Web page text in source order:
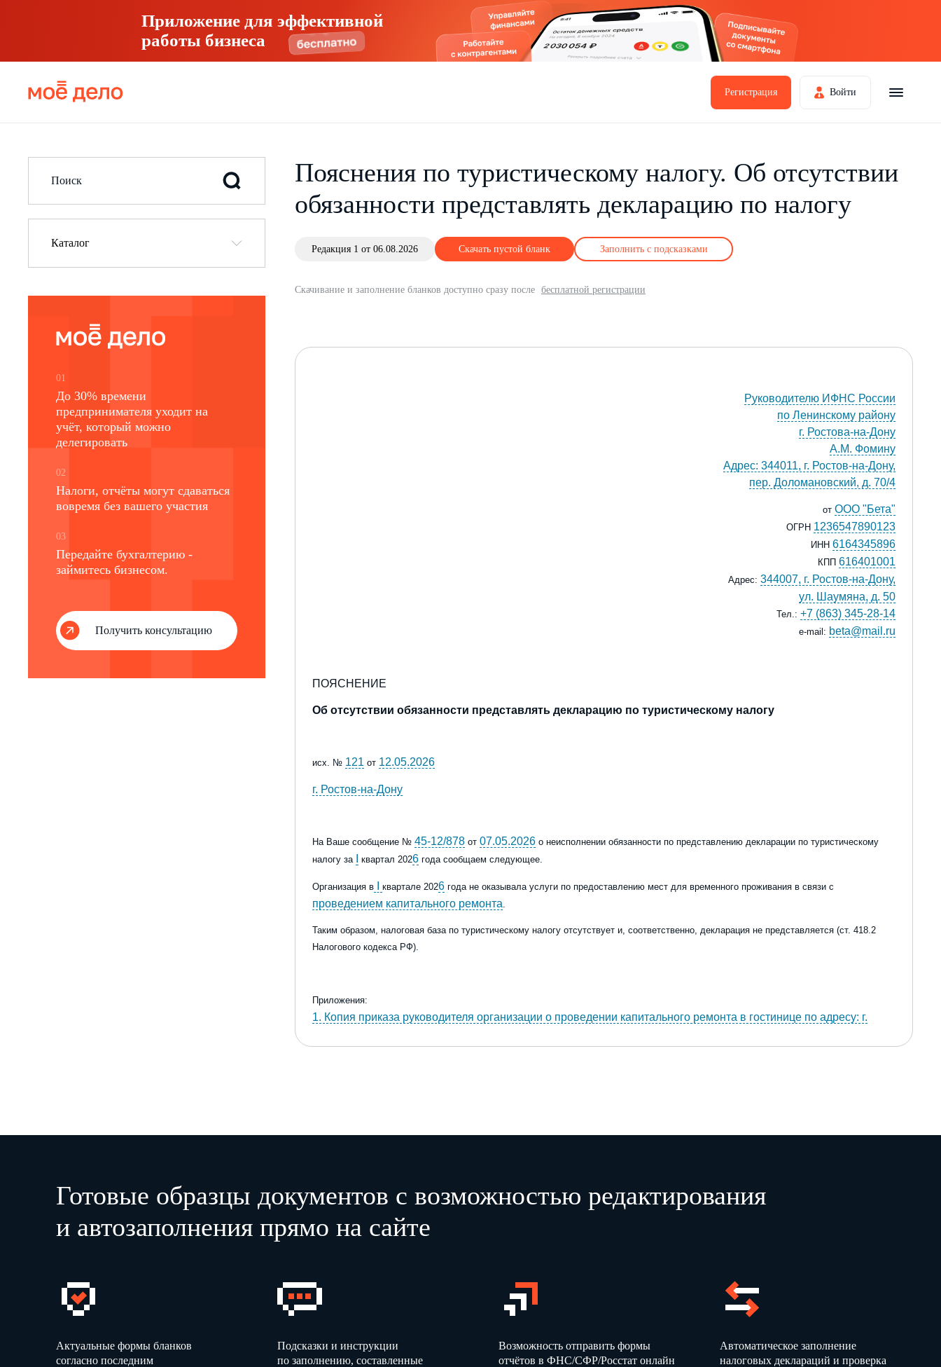
Приложение для эффективной
работы бизнеса
Регистрация Войти
Каталог
01
До 30% времени
предпринимателя уходит на
учёт, который можно
делегировать
02
Налоги, отчёты могут сдаваться
вовремя без вашего участия
03
Передайте бухгалтерию -
займитесь бизнесом.
Получить консультацию
Пояснения по туристическому налогу. Об отсутствии
обязанности представлять декларацию по налогу
Редакция 1 от 06.08.2026 Скачать пустой бланк Заполнить с подсказками
Скачивание и заполнение бланков доступно сразу после бесплатной регистрации
Руководителю ИФНС России
по Ленинскому району
г. Ростова-на-Дону
А.М. Фомину
Адрес: 344011, г. Ростов-на-Дону,
пер. Доломановский, д. 70/4
от ООО "Бета"
ОГРН 1236547890123
ИНН 6164345896
КПП 616401001
Адрес: 344007, г. Ростов-на-Дону,
ул. Шаумяна, д. 50
Тел.: +7 (863) 345-28-14
e-mail: beta@mail.ru
ПОЯСНЕНИЕ
Об отсутствии обязанности представлять декларацию по туристическому налогу
исх. № 121 от 12.05.2026
г. Ростов-на-Дону
На Ваше сообщение № 45-12/878 от 07.05.2026 о неисполнении обязанности по представлению декларации по туристическому
налогу за квартал 2026 года сообщаем следующее.
Организация в квартале 2026 года не оказывала услуги по предоставлению мест для временного проживания в связи с
проведением капитального ремонта
Таким образом, налоговая база по туристическому налогу отсутствует и , соответственно, декларация не представляется (ст. 418.2
Налогового кодекса РФ).
Приложения:
1. Копия приказа руководителя организации о проведении капитального ремонта в гостинице по адресу: г.
2. Договор подряда о проведении капитального ремонта № 1 от 12 января 2026 г.
Готовые образцы документов с возможностью редактирования
и автозаполнения прямо на сайте
Актуальные формы бланков
согласно последним
Подсказки и инструкции
по заполнению, составленные
Возможность отправить формы
отчётов в ФНС/СФР/Росстат онлайн
Автоматическое заполнение
налоговых деклараций и проверка